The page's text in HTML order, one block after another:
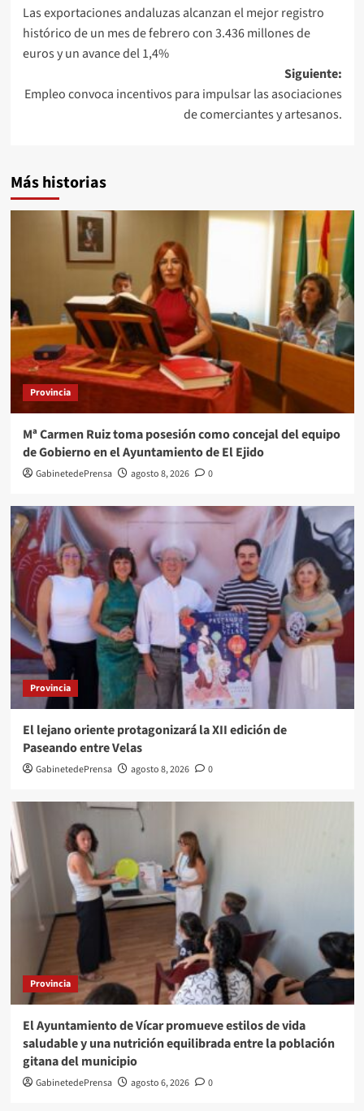
de
entradas
Las exportaciones andaluzas alcanzan el mejor registro
histórico de un mes de febrero con 3.436 millones de
euros y un avance del 1,4%
Siguiente:
Empleo convoca incentivos para impulsar las asociaciones
de comerciantes y artesanos.
Más historias
Provincia
Mª Carmen Ruiz toma posesión como concejal del equipo
de Gobierno en el Ayuntamiento de El Ejido
GabinetedePrensa agosto 8, 2026 0
Provincia
El lejano oriente protagonizará la XII edición de
Paseando entre Velas
GabinetedePrensa agosto 8, 2026 0
Provincia
El Ayuntamiento de Vícar promueve estilos de vida
saludable y una nutrición equilibrada entre la población
gitana del municipio
GabinetedePrensa agosto 6, 2026 0